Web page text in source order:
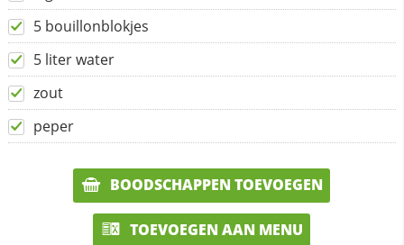
5 bouillonblokjes
5 liter water
zout
peper
BOODSCHAPPEN TOEVOEGEN
TOEVOEGEN AAN MENU